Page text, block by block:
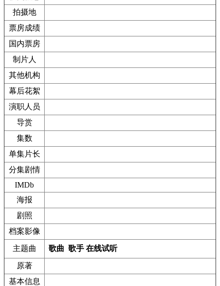
拍摄地
票房成绩
国内票房
制片人
其他机构
幕后花絮
演职人员
导赏
集数
单集片长
分集剧情
IMDb
海报
剧照
档案影像
主题曲 歌曲 歌手 在线试听
原著
基本信息